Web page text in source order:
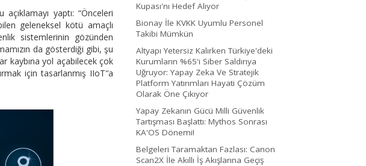
yaptı: “Önceleri
geleneksel kötü amaçlı
sistemlerinin gözünden
da gösterdiği gibi, şu
kaybına yol açabilecek çok
için tasarlanmış IIoT'’a
Kupası'nı Hedef Alıyor
Bionay İle KVKK Uyumlu Personel
Takibi Mümkün
Altyapı Yetersiz Kalırken Türkiye'deki
Kurumların %65'i Siber Saldırıya
Uğruyor: Yapay Zeka Ve Stratejik
Platform Yatırımları Hayati Çözüm
Olarak Öne Çıkıyor
Yapay Zekanın Gücü Milli Güvenlik
Tartışması Başlattı: Mythos Sonrası
KA'OS Dönemi!
Belgeleri Taramaktan Fazlası: Canon
Scan2X İle Akıllı İş Akışlarına Geçiş